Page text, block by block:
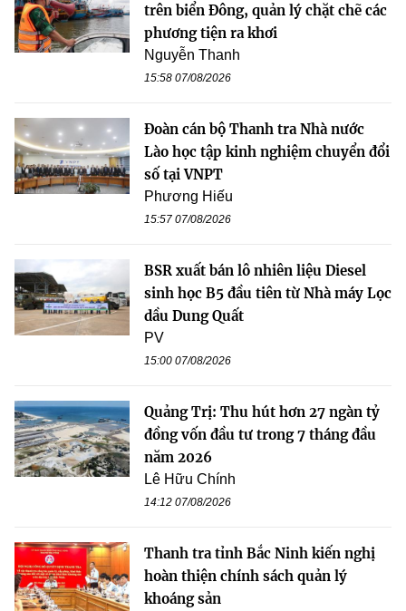
trên biển Đông, quản lý chặt chẽ các
phương tiện ra khơi
Nguyễn Thanh
15:58 07/08/2026
Đoàn cán bộ Thanh tra Nhà nước
Lào học tập kinh nghiệm chuyển đổi
số tại VNPT
Phương Hiếu
15:57 07/08/2026
BSR xuất bán lô nhiên liệu Diesel
sinh học B5 đầu tiên từ Nhà máy Lọc
dầu Dung Quất
PV
15:00 07/08/2026
Quảng Trị: Thu hút hơn 27 ngàn tỷ
đồng vốn đầu tư trong 7 tháng đầu
năm 2026
Lê Hữu Chính
14:12 07/08/2026
Thanh tra tỉnh Bắc Ninh kiến nghị
hoàn thiện chính sách quản lý
khoáng sản